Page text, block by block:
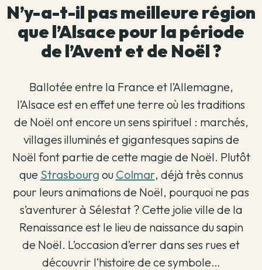
N’y-a-t-il pas meilleure région
que l’Alsace pour la période
de l’Avent et de Noël ?
Ballotée entre la France et l’Allemagne,
l’Alsace est en effet une terre où les traditions
de Noël ont encore un sens spirituel : marchés,
villages illuminés et gigantesques sapins de
Noël font partie de cette magie de Noël. Plutôt
que Strasbourg ou Colmar, déjà très connus
pour leurs animations de Noël, pourquoi ne pas
s’aventurer à Sélestat ? Cette jolie ville de la
Renaissance est le lieu de naissance du sapin
de Noël. L’occasion d’errer dans ses rues et
découvrir l’histoire de ce symbole…